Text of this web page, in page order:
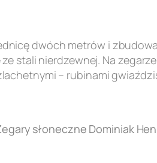
dwóch metrów i
stali nierdzewnej. Na
– rubinami
słoneczne Dominiak